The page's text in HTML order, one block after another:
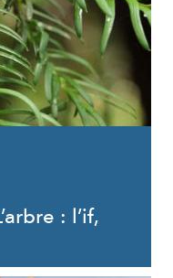
: l’if,